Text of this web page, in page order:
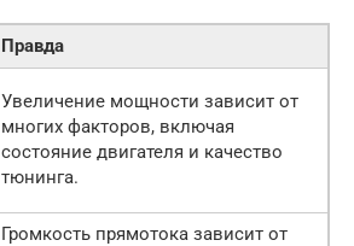
Правда
Увеличение мощности зависит от
многих факторов, включая
состояние двигателя и качество
тюнинга.
Громкость прямотока зависит от